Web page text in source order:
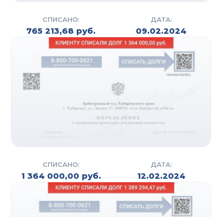
СПИСАНО:
765 213,68 руб.
ДАТА:
09.02.2024
СПИСАНО:
1 364 000,00 руб.
ДАТА:
12.02.2024